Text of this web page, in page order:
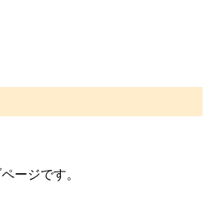
ージです。